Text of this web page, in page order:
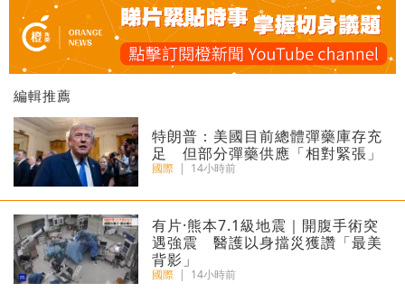
編輯推薦
特朗普：美國目前總體彈藥庫存充
足 但部分彈藥供應「相對緊張」
國際 | 14小時前
有片·熊本7.1級地震｜開腹手術突
遇強震 醫護以身擋災獲讚「最美
背影」
國際 | 14小時前